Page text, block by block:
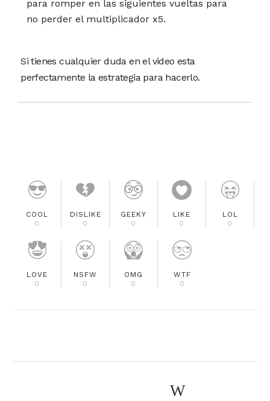
para romper en las siguientes vueltas para
no perder el multiplicador x5.
Si tienes cualquier duda en el video esta
perfectamente la estrategia para hacerlo.
COOL
0
DISLIKE
0
GEEKY
0
LIKE
0
LOL
0
LOVE
0
NSFW
0
OMG
0
WTF
0